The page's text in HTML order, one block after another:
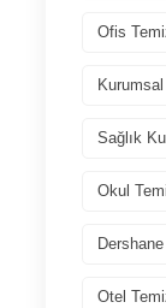
Ofis
Sağlık
Okul
Otel